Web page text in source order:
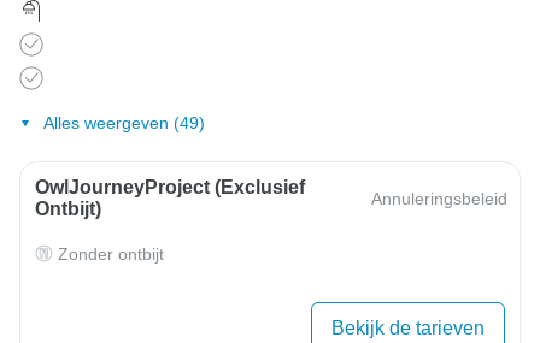
Alles weergeven (49)
OwlJourneyProject (exclusief
Ontbijt)
Annuleringsbeleid
Zonder ontbijt
Bekijk de tarieven